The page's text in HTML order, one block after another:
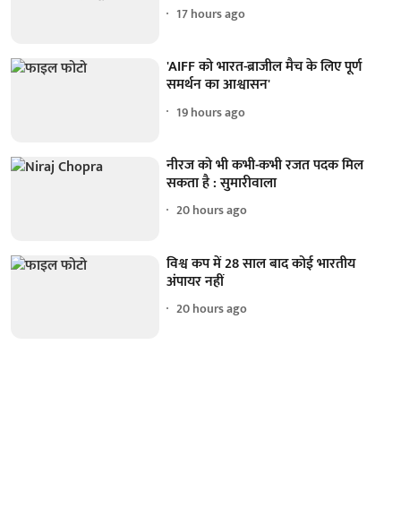
17 hours ago
'AIFF को भारत-ब्राजील मैच के लिए पूर्ण
समर्थन का आश्वासन'
19 hours ago
नीरज को भी कभी-कभी रजत पदक मिल
सकता है : सुमारीवाला
20 hours ago
विश्व कप में 28 साल बाद कोई भारतीय
अंपायर नहीं
20 hours ago